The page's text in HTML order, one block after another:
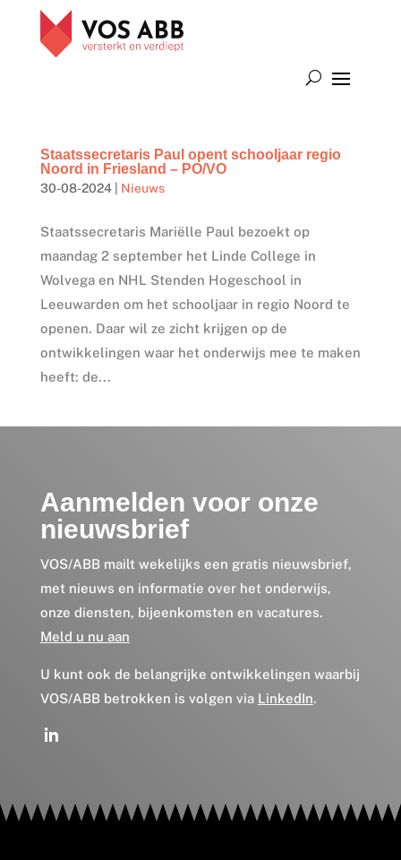
Staatssecretaris Paul opent schooljaar regio
Noord in Friesland – PO/VO
30-08-2024| Nieuws
Staatssecretaris Mariëlle Paul bezoekt op
maandag 2 september het Linde College in
Wolvega en NHL Stenden Hogeschool in
Leeuwarden om het schooljaar in regio Noord te
openen. Daar wil ze zicht krijgen op de
ontwikkelingen waar het onderwijs mee te maken
heeft: de...
Aanmelden voor onze
nieuwsbrief
VOS/ABB mailt wekelijks een gratis nieuwsbrief,
met nieuws en informatie over het onderwijs,
onze diensten, bijeenkomsten en vacatures.
Meld u nu aan
U kunt ook de belangrijke ontwikkelingen waarbij
VOS/ABB betrokken is volgen via LinkedIn.